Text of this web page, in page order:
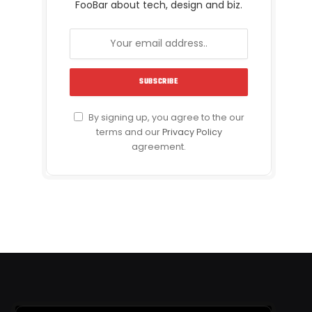
FooBar about tech, design and biz.
By signing up, you agree to the our
terms and ourPrivacy Policy
agreement.